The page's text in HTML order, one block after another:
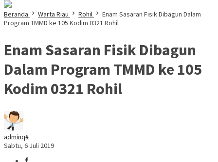
Beranda Warta Riau Rohil
Enam Sasaran Fisik Dibagun Dalam
Program TMMD ke 105 Kodim 0321 Rohil
Enam Sasaran Fisik Dibagun
Dalam Program TMMD ke 105
Kodim 0321 Rohil
adminq#
Sabtu, 6 Juli 2019